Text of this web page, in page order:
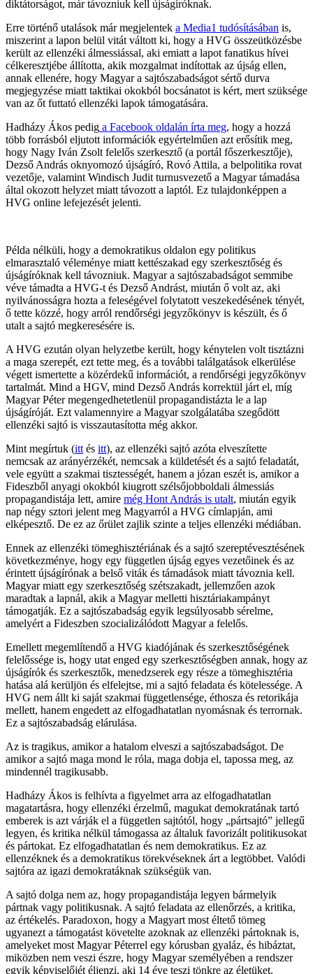
diktátorságot, már távozniuk kell újságíróknak.
Erre történő utalások már megjelentek a Media1 tudósításában is,
miszerint a lapon belül vitát váltott ki, hogy a HVG összeütközésbe
került az ellenzéki álmessiással, aki emiatt a lapot fanatikus hívei
célkeresztjébe állította, akik mozgalmat indítottak az újság ellen,
annak ellenére, hogy Magyar a sajtószabadságot sértő durva
megjegyzése miatt taktikai okokból bocsánatot is kért, mert szüksége
van az őt futtató ellenzéki lapok támogatására.
Hadházy Ákos pedig a Facebook oldalán írta meg, hogy a hozzá
több forrásból eljutott információk egyértelműen azt erősítik meg,
hogy Nagy Iván Zsolt felelős szerkesztő (a portál főszerkesztője),
Dezső András oknyomozó újságíró, Rovó Attila, a belpolitika rovat
vezetője, valamint Windisch Judit turnusvezető a Magyar támadása
által okozott helyzet miatt távozott a laptól. Ez tulajdonképpen a
HVG online lefejezését jelenti.
Példa nélküli, hogy a demokratikus oldalon egy politikus
elmarasztaló véleménye miatt kettészakad egy szerkesztőség és
újságíróknak kell távozniuk. Magyar a sajtószabadságot semmibe
véve támadta a HVG-t és Dezső Andrást, miután ő volt az, aki
nyilvánosságra hozta a feleségével folytatott veszekedésének tényét,
ő tette közzé, hogy arról rendőrségi jegyzőkönyv is készült, és ő
utalt a sajtó megkeresésére is.
A HVG ezután olyan helyzetbe került, hogy kénytelen volt tisztázni
a maga szerepét, ezt tette meg, és a további találgatások elkerülése
végett ismertette a közérdekű információt, a rendőrségi jegyzőkönyv
tartalmát. Mind a HGV, mind Dezső András korrektül járt el, míg
Magyar Péter megengedhetetlenül propagandistázta le a lap
újságíróját. Ezt valamennyire a Magyar szolgálatába szegődött
ellenzéki sajtó is visszautasította még akkor.
Mint megírtuk (itt és itt), az ellenzéki sajtó azóta elveszítette
nemcsak az arányérzékét, nemcsak a küldetését és a sajtó feladatát,
vele együtt a szakmai tisztességét, hanem a józan eszét is, amikor a
Fideszből anyagi okokból kiugrott szélsőjobboldali álmessiás
propagandistája lett, amire még Hont András is utalt, miután egyik
nap négy sztori jelent meg Magyarról a HVG címlapján, ami
elképesztő. De ez az őrület zajlik szinte a teljes ellenzéki médiában.
Ennek az ellenzéki tömeghisztériának és a sajtó szereptévesztésének
következménye, hogy egy független újság egyes vezetőinek és az
érintett újságírónak a belső viták és támadások miatt távoznia kell.
Magyar miatt egy szerkesztőség szétszakadt, jellemzően azok
maradtak a lapnál, akik a Magyar melletti hisztáriakampányt
támogatják. Ez a sajtószabadság egyik legsúlyosabb sérelme,
amelyért a Fideszben szocializálódott Magyar a felelős.
Emellett megemlítendő a HVG kiadójának és szerkesztőségének
felelőssége is, hogy utat enged egy szerkesztőségben annak, hogy az
újságírók és szerkesztők, menedzserek egy része a tömeghisztéria
hatása alá kerüljön és elfelejtse, mi a sajtó feladata és kötelessége. A
HVG nem állt ki saját szakmai függetlensége, éthosza és retorikája
mellett, hanem engedett az elfogadhatatlan nyomásnak és terrornak.
Ez a sajtószabadság elárulása.
Az is tragikus, amikor a hatalom elveszi a sajtószabadságot. De
amikor a sajtó maga mond le róla, maga dobja el, tapossa meg, az
mindennél tragikusabb.
Hadházy Ákos is felhívta a figyelmet arra az elfogadhatatlan
magatartásra, hogy ellenzéki érzelmű, magukat demokratának tartó
emberek is azt várják el a független sajtótól, hogy „pártsajtó” jellegű
legyen, és kritika nélkül támogassa az általuk favorizált politikusokat
és pártokat. Ez elfogadhatatlan és nem demokratikus. Ez az
ellenzéknek és a demokratikus törekvéseknek árt a legtöbbet. Valódi
sajtóra az igazi demokratáknak szükségük van.
A sajtó dolga nem az, hogy propagandistája legyen bármelyik
pártnak vagy politikusnak. A sajtó feladata az ellenőrzés, a kritika,
az értékelés. Paradoxon, hogy a Magyart most éltető tömeg
ugyanezt a támogatást követelte azoknak az ellenzéki pártoknak is,
amelyeket most Magyar Péterrel egy kórusban gyaláz, és hibáztat,
miközben nem veszi észre, hogy Magyar személyében a rendszer
egyik képviselőjét éljenzi, aki 14 éve teszi tönkre az életüket.